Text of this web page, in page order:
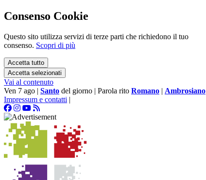
Consenso Cookie
Questo sito utilizza servizi di terze parti che richiedono il tuo
consenso. Scopri di più
Accetta tutto
Accetta selezionati
Vai al contenuto
Ven 7 ago | Santo del giorno | Parola rito Romano | Ambrosiano
Impressum e contatti |